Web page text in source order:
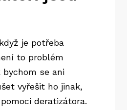
je potřeba
to problém
se ani
vyřešit ho jinak,
deratizátora.